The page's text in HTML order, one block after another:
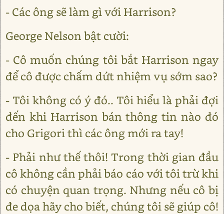
- Các ông sẽ làm gì với Harrison?
George Nelson bật cười:
- Cô muốn chúng tôi bắt Harrison ngay
để cô được chấm dứt nhiệm vụ sớm sao?
- Tôi không có ý đó.. Tôi hiểu là phải đợi
đến khi Harrison bán thông tin nào đó
cho Grigori thì các ông mới ra tay!
- Phải như thế thôi! Trong thời gian đầu
cô không cần phải báo cáo với tôi trừ khi
có chuyện quan trọng. Nhưng nếu cô bị
đe dọa hãy cho biết, chúng tôi sẽ giúp cô!